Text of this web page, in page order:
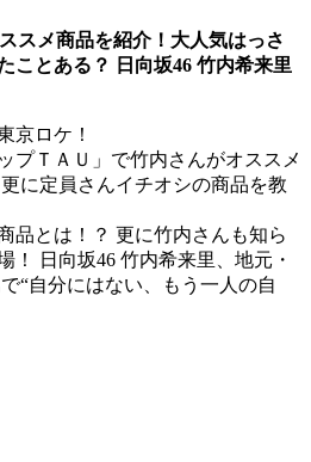
スメ商品を紹介！大人気はっさ
ことある？ 日向坂46 竹内希来里
京ロケ！
プＴＡＵ」で竹内さんがオススメ
に定員さんイチオシの商品を教
品とは！？ 更に竹内さんも知ら
！ 日向坂46 竹内希来里、地元・
“自分にはない、もう一人の自